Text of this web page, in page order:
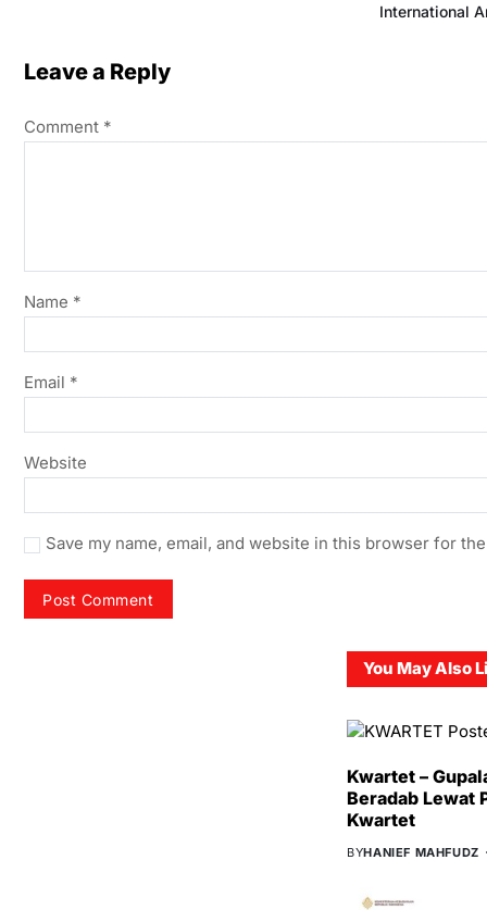
International
Leave a Reply
Comment *
Name *
Email *
Website
Save my name, email, and website in this browser for
You May Also
Kwartet –
Beradab Lewat
Kwartet
BYHANIEF MAHFUDZ